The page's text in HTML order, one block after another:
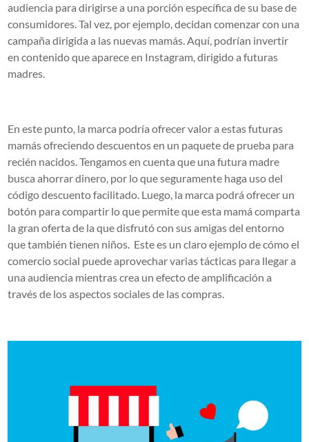
audiencia para dirigirse a una porción específica de su base de
consumidores. Tal vez, por ejemplo, decidan comenzar con una
campaña dirigida a las nuevas mamás. Aquí, podrían invertir
en contenido que aparece en Instagram, dirigido a futuras
madres.
En este punto, la marca podría ofrecer valor a estas futuras
mamás ofreciendo descuentos en un paquete de prueba para
recién nacidos. Tengamos en cuenta que una futura madre
busca ahorrar dinero, por lo que seguramente haga uso del
código descuento facilitado. Luego, la marca podrá ofrecer un
botón para compartir lo que permite que esta mamá comparta
la gran oferta de la que disfrutó con sus amigas del entorno
que también tienen niños. Este es un claro ejemplo de cómo el
comercio social puede aprovechar varias tácticas para llegar a
una audiencia mientras crea un efecto de amplificación a
través de los aspectos sociales de las compras.